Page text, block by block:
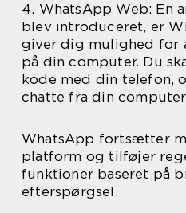
4. WhatsApp Web: En
blev introduceret, er
giver dig mulighed for
på din computer. Du
kode med din telefon,
chatte fra din
WhatsApp fortsætter
platform og tilføjer
funktioner baseret på
efterspørgsel.